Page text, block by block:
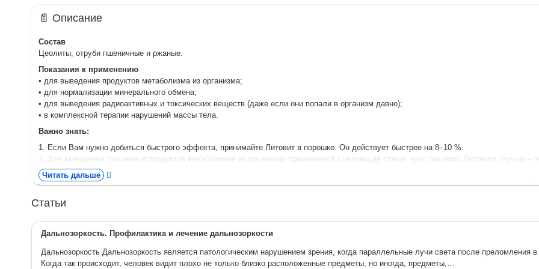
📄 Описание
Состав
Цеолиты, отруби пшеничные и ржаные.
Показания к применению
• для выведения продуктов метаболизма из организма;
• для нормализации минерального обмена;
• для выведения радиоактивных и токсических веществ (даже если они попали в организм давно);
• в комплексной терапии нарушений массы тела.
Важно знать:
1. Если Вам нужно добиться быстрого эффекта, принимайте Литовит в порошке. Он действует быстрее на 8–10 %.
2. Для выведения токсинов и продуктов метаболизма из организма применяется следующая схема: курс базового Литовита (лучше –
Противопоказания
Язвенная болезнь желудка и двенадцатиперстной кишки в стадии обострения; индивидуальная непереносимость витаминов группы В.
Рекомендации по применению
Порошок, гранулы в упаковке (150 г), таблетки массой 0,5 г в упаковке (140 г).
Читать дальше
Статьи
Дальнозоркость. Профилактика и лечение дальнозоркости
Дальнозоркость Дальнозоркость является патологическим нарушением зрения, когда параллельные лучи света после преломления
Когда так происходит, человек видит плохо не только близко расположенные предметы, но иногда, предметы,…